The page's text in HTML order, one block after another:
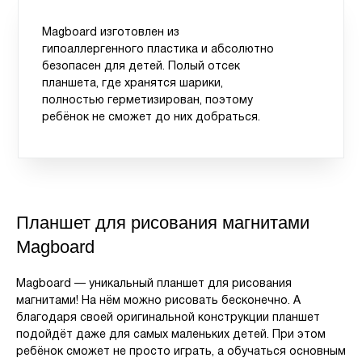
Magboard изготовлен из
гипоаллергенного пластика и абсолютно
безопасен для детей. Полый отсек
планшета, где хранятся шарики,
полностью герметизирован, поэтому
ребёнок не сможет до них добраться.
Планшет для рисования магнитами
Magboard
Magboard — уникальный планшет для рисования
магнитами! На нём можно рисовать бесконечно. А
благодаря своей оригинальной конструкции планшет
подойдёт даже для самых маленьких детей. При этом
ребёнок сможет не просто играть, а обучаться основным